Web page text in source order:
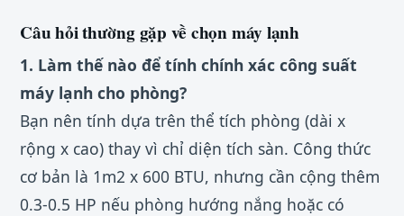
Câu hỏi thường gặp về chọn máy lạnh
1. Làm thế nào để tính chính xác công suất
máy lạnh cho phòng?
Bạn nên tính dựa trên thể tích phòng (dài x
rộng x cao) thay vì chỉ diện tích sàn. Công thức
cơ bản là 1m2 x 600 BTU, nhưng cần cộng thêm
0.3-0.5 HP nếu phòng hướng nắng hoặc có